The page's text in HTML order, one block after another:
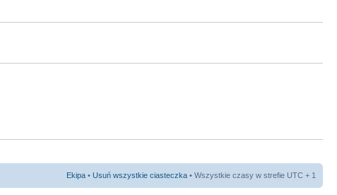
Ekipa • Usuń wszystkie ciasteczka • Wszystkie czasy w strefie UTC + 1